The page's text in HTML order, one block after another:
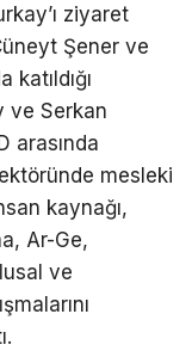
ziyaret
Şener ve
ve Serkan
arasında
mesleki
kaynağı,
Ar-Ge,
ve